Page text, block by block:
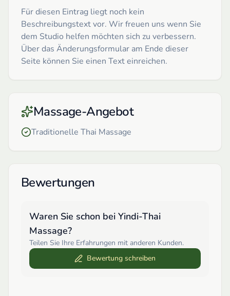
Für diesen Eintrag liegt noch kein
Beschreibungstext vor. Wir freuen uns wenn Sie
dem Studio helfen möchten sich zu verbessern.
Über das Änderungsformular am Ende dieser
Seite können Sie einen Text einreichen.
Massage-Angebot
Traditionelle Thai Massage
Bewertungen
Waren Sie schon bei Yindi-Thai
Massage?
Teilen Sie Ihre Erfahrungen mit anderen Kunden.
Bewertung schreiben